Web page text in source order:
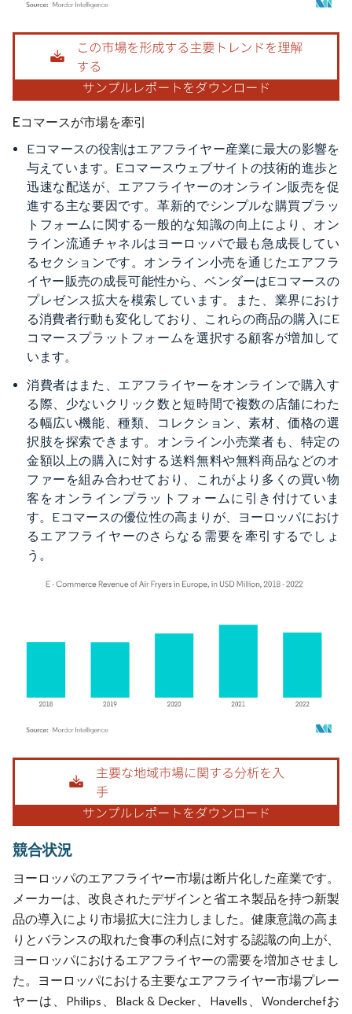
画像 © Mordor Intelligence。再利用にはCC BY 4.0の表示が必要です。
Eコマースが市場を牽引
Eコマースの役割はエアフライヤー産業に最大の影響を
与えています。Eコマースウェブサイトの技術的進歩と
迅速な配送が、エアフライヤーのオンライン販売を促
進する主な要因です。革新的でシンプルな購買プラッ
トフォームに関する一般的な知識の向上により、オン
ライン流通チャネルはヨーロッパで最も急成長してい
るセクションです。オンライン小売を通じたエアフラ
イヤー販売の成長可能性から、ベンダーはEコマースの
プレゼンス拡大を模索しています。また、業界におけ
る消費者行動も変化しており、これらの商品の購入にE
コマースプラットフォームを選択する顧客が増加して
います。
消費者はまた、エアフライヤーをオンラインで購入す
る際、少ないクリック数と短時間で複数の店舗にわた
る幅広い機能、種類、コレクション、素材、価格の選
択肢を探索できます。オンライン小売業者も、特定の
金額以上の購入に対する送料無料や無料商品などのオ
ファーを組み合わせており、これがより多くの買い物
客をオンラインプラットフォームに引き付けていま
す。Eコマースの優位性の高まりが、ヨーロッパにおけ
るエアフライヤーのさらなる需要を牽引するでしょ
う。
画像 © Mordor Intelligence。再利用にはCC BY 4.0の表示が必要です。
競合状況
ヨーロッパのエアフライヤー市場は断片化した産業です。
メーカーは、改良されたデザインと省エネ製品を持つ新製
品の導入により市場拡大に注力しました。健康意識の高ま
りとバランスの取れた食事の利点に対する認識の向上が、
ヨーロッパにおけるエアフライヤーの需要を増加させまし
た。ヨーロッパにおける主要なエアフライヤー市場プレー
ヤーは、Philips、Black & Decker、Havells、Wonderchefお